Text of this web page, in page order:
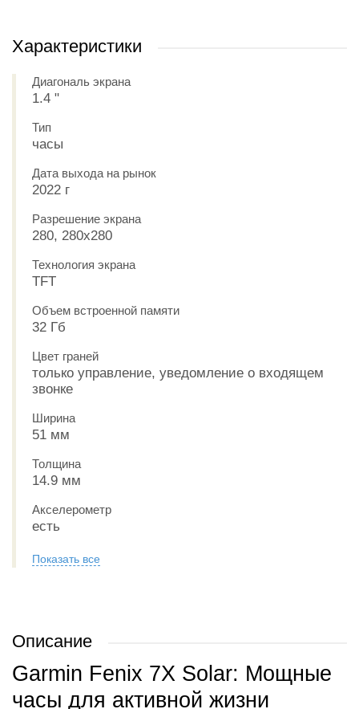
Характеристики
Диагональ экрана
1.4 "
Тип
часы
Дата выхода на рынок
2022 г
Разрешение экрана
280, 280x280
Технология экрана
TFT
Объем встроенной памяти
32 Гб
Цвет граней
только управление, уведомление о входящем
звонке
Ширина
51 мм
Толщина
14.9 мм
Акселерометр
есть
Показать все
Описание
Garmin Fenix 7X Solar: Мощные
часы для активной жизни